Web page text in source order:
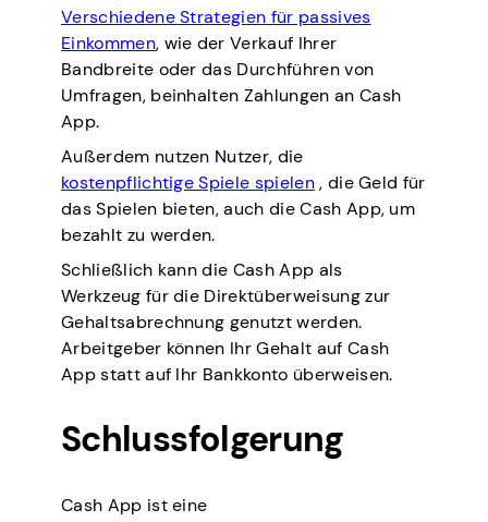
Verschiedene Strategien für passives
Einkommen, wie der Verkauf Ihrer
Bandbreite oder das Durchführen von
Umfragen, beinhalten Zahlungen an Cash
App.
Außerdem nutzen Nutzer, die
kostenpflichtige Spiele spielen, die Geld für
das Spielen bieten, auch die Cash App, um
bezahlt zu werden.
Schließlich kann die Cash App als
Werkzeug für die Direktüberweisung zur
Gehaltsabrechnung genutzt werden.
Arbeitgeber können Ihr Gehalt auf Cash
App statt auf Ihr Bankkonto überweisen.
Schlussfolgerung
Cash App ist eine